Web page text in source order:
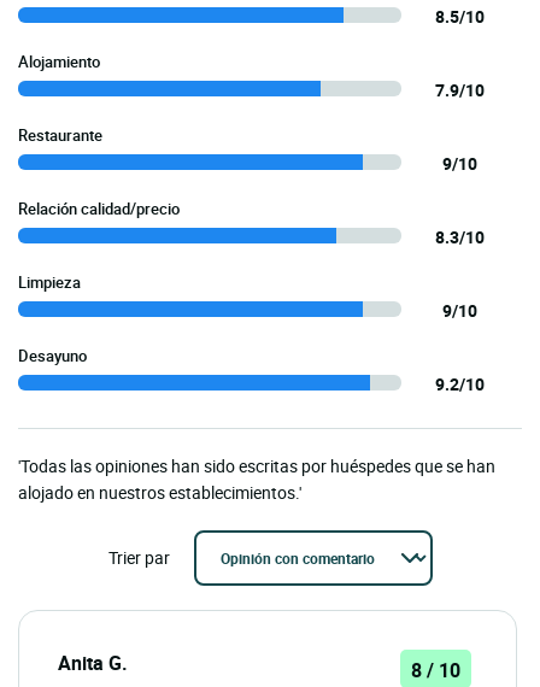
8.5/10
Alojamiento
7.9/10
Restaurante
9/10
Relación calidad/precio
8.3/10
Limpieza
9/10
Desayuno
9.2/10
'Todas las opiniones han sido escritas por huéspedes que se han
alojado en nuestros establecimientos.'
Trier par
Anita G. 8 / 10